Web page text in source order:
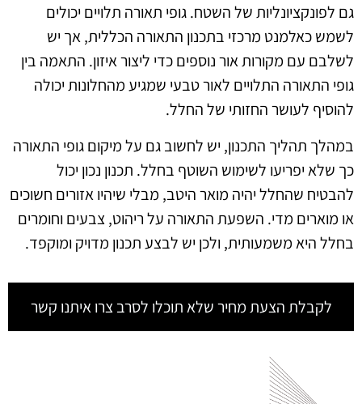
גם לפונקציונליות של השטח. גופי תאורה תלויים יכולים
לשמש כאלמנט מרכזי בתכנון התאורה הכללית, אך יש
לשלבם עם מקורות אור נוספים כדי ליצור איזון. התאמה בין
גופי התאורה התלויים לאור טבעי שמגיע מהחלונות יכולה
להוסיף לעושר החזותי של החלל.
במהלך תהליך התכנון, יש לחשוב גם על מיקום גופי התאורה
כך שלא יפריעו לשימוש השוטף בחלל. תכנון נכון יכול
להבטיח שהחלל יהיה מואר היטב, מבלי שיהיו אזורים חשוכים
או מוארים מדי. השפעת התאורה על ריהוט, צבעים וחומרים
בחלל היא משמעותית, ולכן יש לבצע תכנון מדויק ומוקפד.
לקבלת הצעת מחיר שלא תוכלו לסרב צרו איתנו קשר